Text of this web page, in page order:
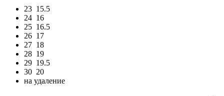
23 15.5
24 16
25 16.5
26 17
27 18
28 19
29 19.5
30 20
на удаление